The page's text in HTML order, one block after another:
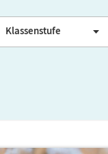
Klassenstufe